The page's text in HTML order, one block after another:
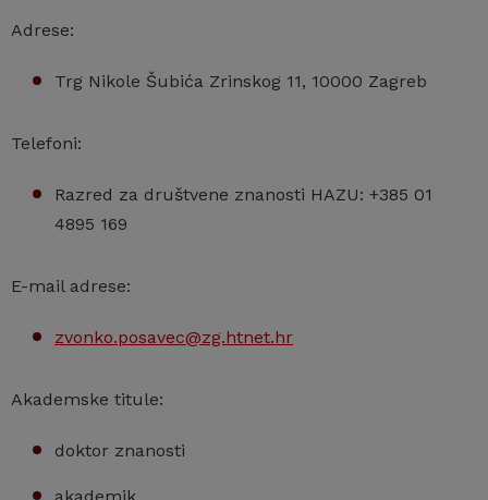
Adrese:
Trg Nikole Šubića Zrinskog 11, 10000 Zagreb
Telefoni:
Razred za društvene znanosti HAZU: +385 01
4895 169
E-mail adrese:
zvonko.posavec@zg.htnet.hr
Akademske titule:
doktor znanosti